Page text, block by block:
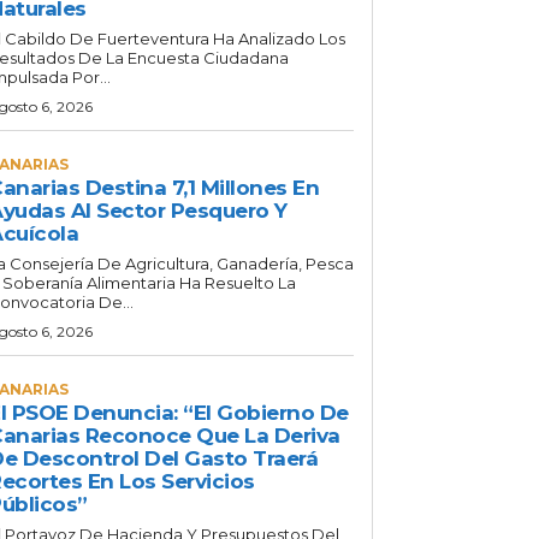
Cabildo De Fuerteventura Ha Analizado Los
De La Encuesta Ciudadana
Por...
6, 2026
Destina 7,1 Millones En
Al Sector Pesquero Y
Consejería De Agricultura, Ganadería, Pesca
Soberanía Alimentaria Ha Resuelto La
De...
6, 2026
PSOE Denuncia: “El Gobierno De
Reconoce Que La Deriva
Descontrol Del Gasto Traerá
En Los Servicios
Portavoz De Hacienda Y Presupuestos Del